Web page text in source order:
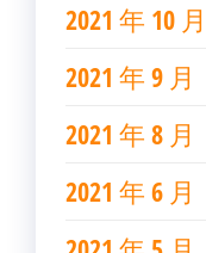
2021 年 10 月
2021 年 9 月
2021 年 8 月
2021 年 6 月